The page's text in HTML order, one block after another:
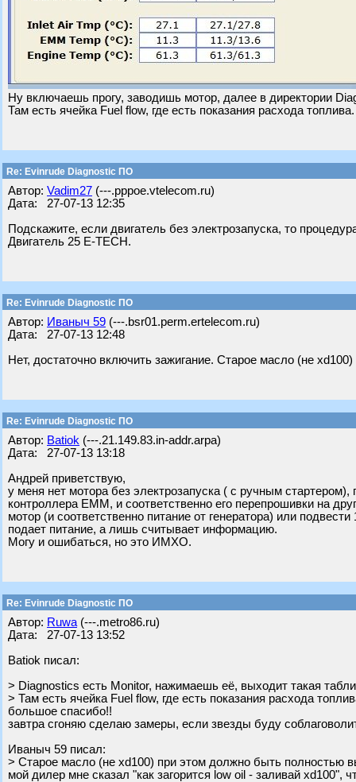
Ну включаешь прогу, заводишь мотор, далее в директории
Там есть ячейка Fuel flow, где есть показания расхода топлива.
Re: Evinrude Diagnostic ПО
Автор: Vadim27 (---.pppoe.vtelecom.ru)
Дата: 27-07-13 12:35
Подскажите, если двигатель без электрозапуска, то
Двигатель 25 E-TECH.
Re: Evinrude Diagnostic ПО
Автор: Ивaныч 59 (---.bsr01.perm.ertelecom.ru)
Дата: 27-07-13 12:48
Нет, достаточно включить зажигание. Старое масло (не
Re: Evinrude Diagnostic ПО
Автор: Batiok (---.21.149.83.in-addr.arpa)
Дата: 27-07-13 13:18
Андрей приветствую,
у меня нет мотора без электрозапуска ( с ручным
контроллера ЕММ, и соответственно его перепрошивки на
мотор (и соответственно питание от генератора) или
подает питание, а лишь считывает информацию.
Могу и ошибаться, но это ИМХО.
Re: Evinrude Diagnostic ПО
Автор: Ruwa (---.metro86.ru)
Дата: 27-07-13 13:52
Batiok писал:
> Diagnostics есть Monitor, нажимаешь её, выходит такая
> Там есть ячейка Fuel flow, где есть показания расхода
большое спасибо!!
завтра сгоняю сделаю замеры, если звезды буду
Ивaныч 59 писал:
> Старое масло (не xd100) при этом должно быть полностью
мой дилер мне сказал "как загорится low oil - заливай xd100",